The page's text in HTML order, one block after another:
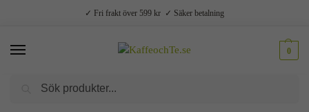
✓ Fri frakt över 599 kr ✓ Säker betalning
0
Välsmakande vardagslyx –